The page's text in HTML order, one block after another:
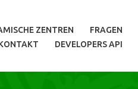
ZENTREN
FRAGEN
DEVELOPERS API